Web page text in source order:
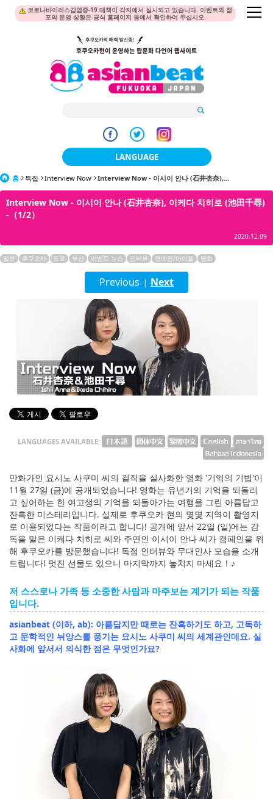
코로나바이러스감염증-19 대책이 각지에서 실시되고 있습니다. 이벤트와 점
포의 운영 상황은 공식 홈페이지 등에서 확인하여 주십시오.
LANGUAGE
日本語
한국어
繁體中文
English
tiéng Viêt
Bahasa Indonesia
홈 특집 Interview Now Interview Now - 이시이 안나 (石井杏奈),...
Interview Now - 이시이 안나 (石井杏奈), 이케다 치히로 (池田千尋)
-（1/2）
2020.12.09
일본 후쿠오카 도쿄 부산 이벤트 뉴스 인터뷰 연예인/아이돌 영화
Previous | Next
LANGUAGES AVAILABLE:
만화가인 요시노 사쿠미 씨의 걸작을 실사화한 영화 '기억의 기법'이
11월 27일 (금)에 공개되었습니다! 영화는 유년기의 기억을 되돌리
고 싶어하는 한 여고생의 기억을 되돌아가는 여행을 그린 아름답고
잔혹한 미스테리입니다. 실제로 후쿠오카 현의 몇몇 지역이 촬영지
로 이용되었다는 작품이라고 합니다! 공개에 앞서 22일 (일)에는 감
독을 맡은 이케다 치히로 씨와 주연인 이시이 안나 씨가 캠페인을 위
해 후쿠오카를 방문했습니다! 독점 인터뷰와 무대인사 모습을 소개
드립니다! 멋진 선물도 있으니 마지막까지 놓치지 마세요！♪
저 스스로나 가족 등 소중한 사람과 마주보는 계기가 되는 작품
입니다.
asianbeat (이하, ab): 아름답지만 때로는 잔혹하기도 하고, 고독하
고 문학적인 뉘앙스를 풍기는 요시노 사쿠미 씨의 세계관인데요. 실
사화에 앞서서 의식한 점은 무엇인가요?